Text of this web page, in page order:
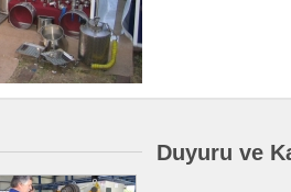
Duyuru ve